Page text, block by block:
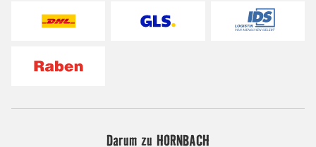
Darum zu HORNBACH